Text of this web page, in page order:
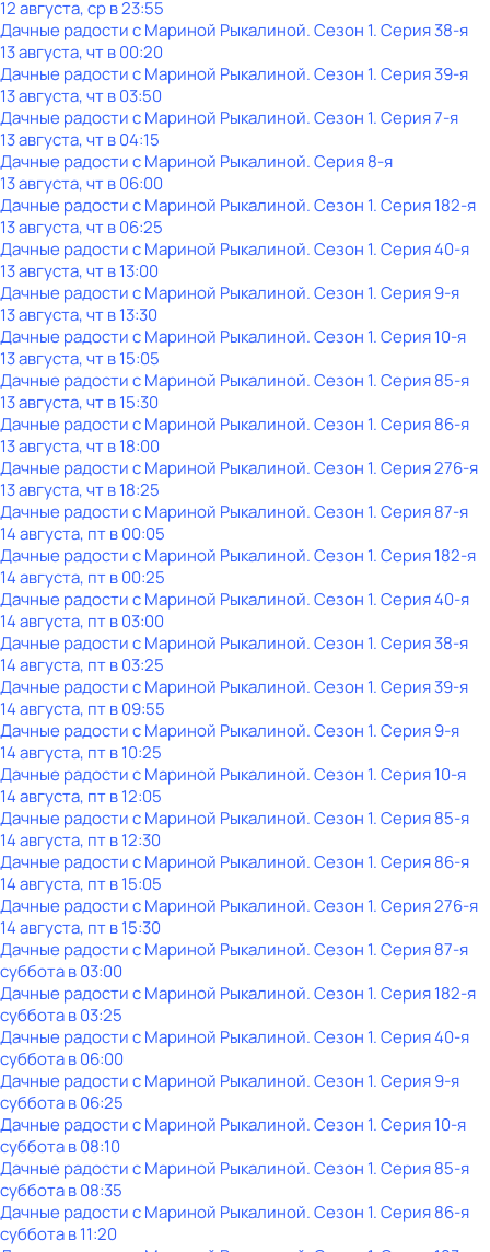
12 августа, ср в 23:55
Дачные радости с Мариной Рыкалиной. Сезон 1. Серия 38-я
13 августа, чт в 00:20
Дачные радости с Мариной Рыкалиной. Сезон 1. Серия 39-я
13 августа, чт в 03:50
Дачные радости с Мариной Рыкалиной. Сезон 1. Серия 7-я
13 августа, чт в 04:15
Дачные радости с Мариной Рыкалиной. Серия 8-я
13 августа, чт в 06:00
Дачные радости с Мариной Рыкалиной. Сезон 1. Серия 182-я
13 августа, чт в 06:25
Дачные радости с Мариной Рыкалиной. Сезон 1. Серия 40-я
13 августа, чт в 13:00
Дачные радости с Мариной Рыкалиной. Сезон 1. Серия 9-я
13 августа, чт в 13:30
Дачные радости с Мариной Рыкалиной. Сезон 1. Серия 10-я
13 августа, чт в 15:05
Дачные радости с Мариной Рыкалиной. Сезон 1. Серия 85-я
13 августа, чт в 15:30
Дачные радости с Мариной Рыкалиной. Сезон 1. Серия 86-я
13 августа, чт в 18:00
Дачные радости с Мариной Рыкалиной. Сезон 1. Серия 276-я
13 августа, чт в 18:25
Дачные радости с Мариной Рыкалиной. Сезон 1. Серия 87-я
14 августа, пт в 00:05
Дачные радости с Мариной Рыкалиной. Сезон 1. Серия 182-я
14 августа, пт в 00:25
Дачные радости с Мариной Рыкалиной. Сезон 1. Серия 40-я
14 августа, пт в 03:00
Дачные радости с Мариной Рыкалиной. Сезон 1. Серия 38-я
14 августа, пт в 03:25
Дачные радости с Мариной Рыкалиной. Сезон 1. Серия 39-я
14 августа, пт в 09:55
Дачные радости с Мариной Рыкалиной. Сезон 1. Серия 9-я
14 августа, пт в 10:25
Дачные радости с Мариной Рыкалиной. Сезон 1. Серия 10-я
14 августа, пт в 12:05
Дачные радости с Мариной Рыкалиной. Сезон 1. Серия 85-я
14 августа, пт в 12:30
Дачные радости с Мариной Рыкалиной. Сезон 1. Серия 86-я
14 августа, пт в 15:05
Дачные радости с Мариной Рыкалиной. Сезон 1. Серия 276-я
14 августа, пт в 15:30
Дачные радости с Мариной Рыкалиной. Сезон 1. Серия 87-я
субботав03:00
Дачные радости с Мариной Рыкалиной. Сезон 1. Серия 182-я
субботав03:25
Дачные радости с Мариной Рыкалиной. Сезон 1. Серия 40-я
субботав06:00
Дачные радости с Мариной Рыкалиной. Сезон 1. Серия 9-я
субботав06:25
Дачные радости с Мариной Рыкалиной. Сезон 1. Серия 10-я
субботав08:10
Дачные радости с Мариной Рыкалиной. Сезон 1. Серия 85-я
субботав08:35
Дачные радости с Мариной Рыкалиной. Сезон 1. Серия 86-я
субботав11:20